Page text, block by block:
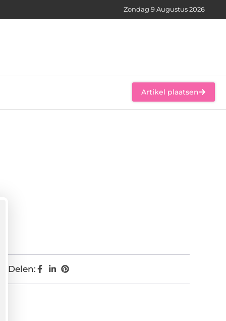
Zondag 9 Augustus 2026
Artikel plaatsen
Delen: